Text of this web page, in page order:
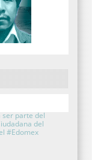
ser parte del
del
#Edomex